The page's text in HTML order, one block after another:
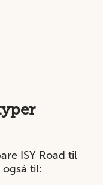
ISY Road til
til: